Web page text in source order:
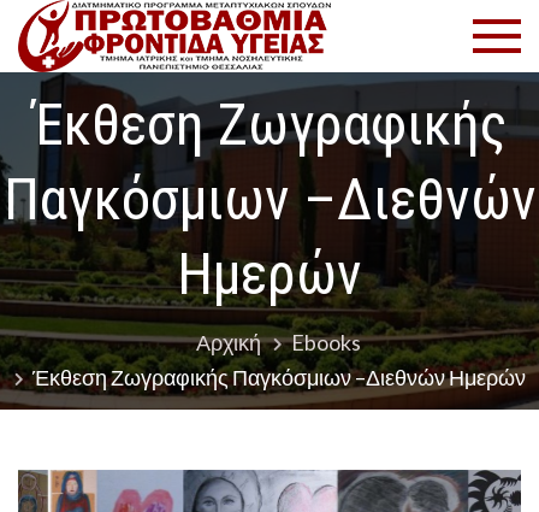
Μετάβαση
στο
περιεχόμενο
Υγείας
Πρόγραμμα
Σπουδών
Έκθεση Ζωγραφικής
Παγκόσμιων –Διεθνών
Ημερών
Αρχική
Ebooks
Έκθεση Ζωγραφικής Παγκόσμιων –Διεθνών Ημερών